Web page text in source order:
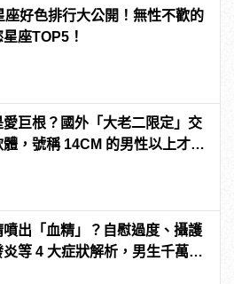
座好色排行大公開！無性不歡的
星座TOP5！
愛巨根？國外「大老二限定」交
體，號稱 14CM 的男性以上才給
噴出「血精」？自慰過度、攝護
炎等 4 大症狀解析，男生千萬要